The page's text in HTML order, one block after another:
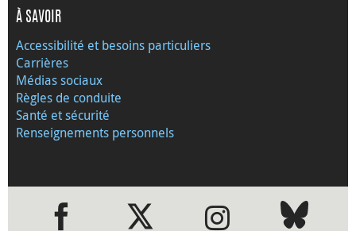
À SAVOIR
Accessibilité et besoins particuliers
Carrières
Médias sociaux
Règles de conduite
Santé et sécurité
Renseignements personnels